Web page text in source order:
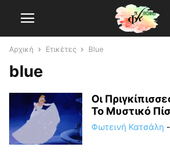
Αρχική Ετικέτες Blue
blue
Οι
Το Μυστικό
Φωτεινή Κατσάλη -